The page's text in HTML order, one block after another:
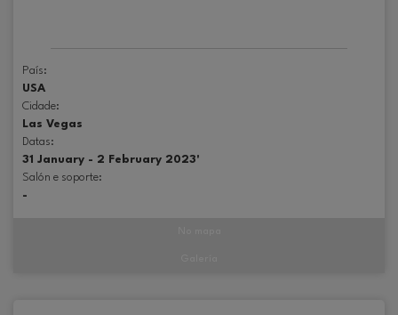
País:
USA
Cidade:
Las Vegas
Datas:
31 January - 2 February 2023'
Salón e soporte:
-